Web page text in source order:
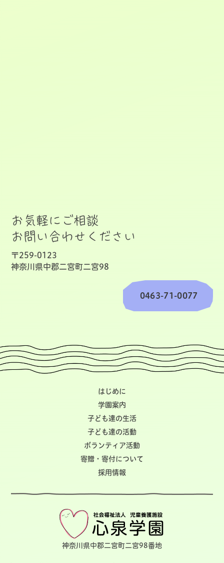
お気軽にご相談
お問い合わせください
〒259-0123
神奈川県中郡二宮町二宮98
0463-71-0077
はじめに
学園案内
子ども達の生活
子ども達の活動
ボランティア活動
寄贈・寄付について
採用情報
神奈川県中郡二宮町二宮98番地